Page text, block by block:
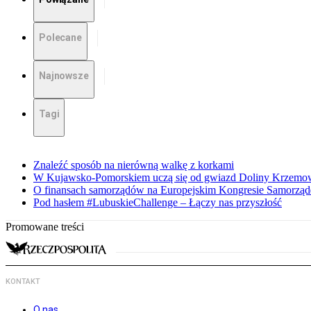
Polecane
Najnowsze
Tagi
Znaleźć sposób na nierówną walkę z korkami
W Kujawsko-Pomorskiem uczą się od gwiazd Doliny
O finansach samorządów na Europejskim Kongresie
Pod hasłem #LubuskieChallenge – Łączy nas przyszłość
Promowane treści
KONTAKT